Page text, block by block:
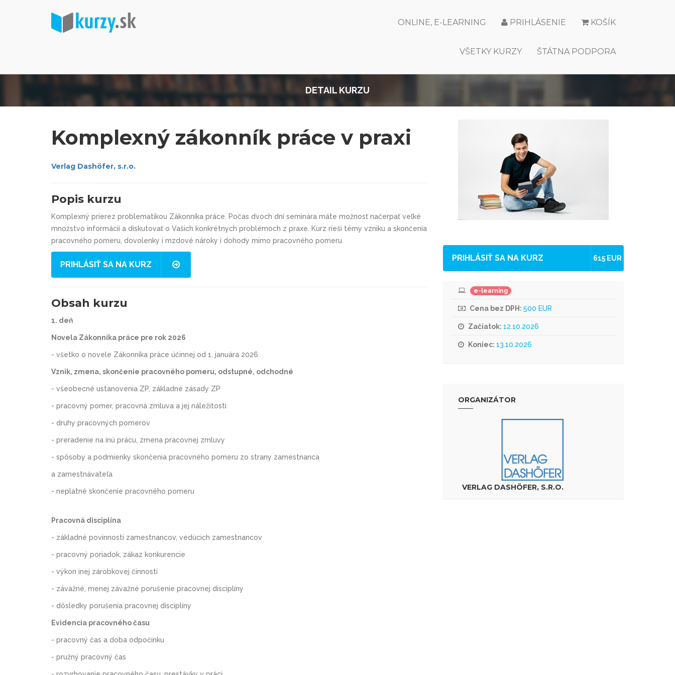
KOŠÍK
PRIHLÁSENIE
ONLINE, E-LEARNING
ŠTÁTNA PODPORA
VŠETKY KURZY
DETAIL KURZU
Komplexný zákonník práce v praxi
Verlag Dashöfer, s.r.o.
Popis kurzu
Komplexný prierez problematikou Zákonníka práce. Počas dvoch dní seminára máte možnosť načerpať veľké
množstvo informácií a diskutovať o Vašich konkrétnych problémoch z praxe. Kurz rieši témy vzniku a skončenia
pracovného pomeru, dovolenky i mzdové nároky i dohody mimo pracovného pomeru.
PRIHLÁSIŤ SA NA KURZ
Obsah kurzu
1. deň
Novela Zákonníka práce pre rok 2026
- všetko o novele Zákonníka práce účinnej od 1. januára 2026
Vznik, zmena, skončenie pracovného pomeru, odstupné, odchodné
- všeobecné ustanovenia ZP, základné zásady ZP
- pracovný pomer, pracovná zmluva a jej náležitosti
- druhy pracovných pomerov
- preradenie na inú prácu, zmena pracovnej zmluvy
- spôsoby a podmienky skončenia pracovného pomeru zo strany zamestnanca
a zamestnávateľa
- neplatné skončenie pracovného pomeru
Pracovná disciplína
- základné povinnosti zamestnancov, vedúcich zamestnancov
- pracovný poriadok, zákaz konkurencie
- výkon inej zárobkovej činnosti
- závažné, menej závažné porušenie pracovnej disciplíny
- dôsledky porušenia pracovnej disciplíny
Evidencia pracovného času
- pracovný čas a doba odpočinku
- pružný pracovný čas
PRIHLÁSIŤ SA NA KURZ 615 EUR
e-learning
Cena bez DPH: 500 EUR
Začiatok: 12.10.2026
Koniec: 13.10.2026
ORGANIZÁTOR
VERLAG DASHÖFER, S.R.O.